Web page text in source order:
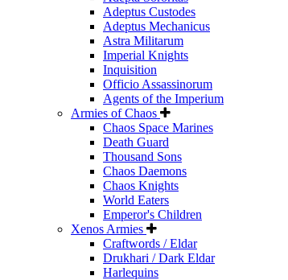
Adeptus Custodes
Adeptus Mechanicus
Astra Militarum
Imperial Knights
Inquisition
Officio Assassinorum
Agents of the Imperium
Armies of Chaos
Chaos Space Marines
Death Guard
Thousand Sons
Chaos Daemons
Chaos Knights
World Eaters
Emperor's Children
Xenos Armies
Craftwords / Eldar
Drukhari / Dark Eldar
Harlequins